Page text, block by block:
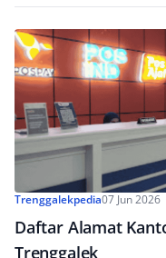
Trenggalekpedia07 Jun 2026
Daftar Alamat
Trenggalek